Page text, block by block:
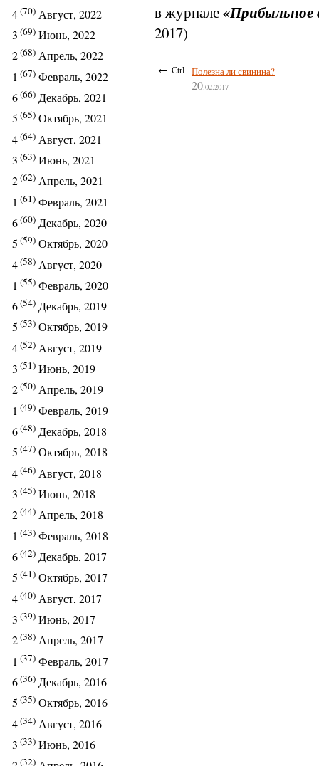
4(70) Август, 2022
3 (69) Июнь, 2022
2(68) Апрель, 2022
1 (67) Февраль, 2022
6(66) Декабрь, 2021
5 (65) Октябрь, 2021
4(64) Август, 2021
3 (63) Июнь, 2021
2(62) Апрель, 2021
1 (61) Февраль, 2021
6(60) Декабрь, 2020
5 (59) Октябрь, 2020
4(58) Август, 2020
1 (55) Февраль, 2020
6(54) Декабрь, 2019
5 (53) Октябрь, 2019
4(52) Август, 2019
3 (51) Июнь, 2019
2(50) Апрель, 2019
1 (49) Февраль, 2019
6(48) Декабрь, 2018
5 (47) Октябрь, 2018
4(46) Август, 2018
3 (45) Июнь, 2018
2(44) Апрель, 2018
1 (43) Февраль, 2018
6(42) Декабрь, 2017
5 (41) Октябрь, 2017
4(40) Август, 2017
3 (39) Июнь, 2017
2(38) Апрель, 2017
1 (37) Февраль, 2017
6(36) Декабрь, 2016
5 (35) Октябрь, 2016
4(34) Август, 2016
3 (33) Июнь, 2016
(32)
в журнале«Прибыльное
2017)
← Ctrl Полезна ли свинина?
20 .02.2017